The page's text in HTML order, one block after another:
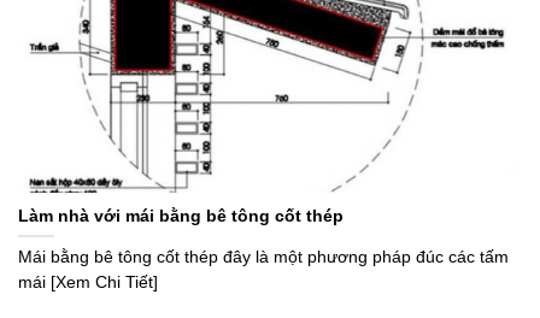
Làm nhà với mái bằng bê tông cốt thép
Mái bằng bê tông cốt thép đây là một phương pháp đúc các tấm
mái [Xem Chi Tiết]